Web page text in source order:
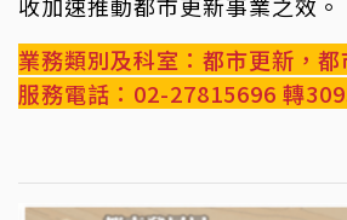
業務類別及科室：都市更新，都
服務電話：02-27815696 轉